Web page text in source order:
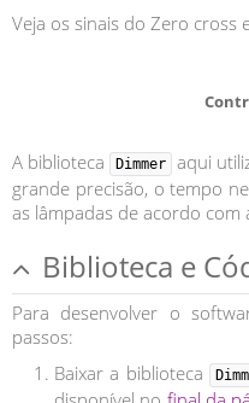
Veja os sinais do Zero cross
A biblioteca Dimmer
aqui
grande precisão, o tempo
as lâmpadas de acordo com
Biblioteca e
Para desenvolver o
passos:
Baixar a biblioteca